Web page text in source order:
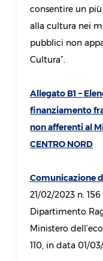
consentire un
alla cultura nei
pubblici non
Cultura”.
Allegato B1 –
finanziamento
non afferenti al
CENTRO NORD
Comunicazione
21/02/2023 n.
Dipartimento
Ministero
110, in data 01/